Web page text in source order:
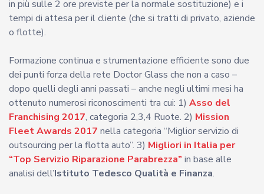
in più sulle 2 ore previste per la normale sostituzione) e i
tempi di attesa per il cliente (che si tratti di privato, aziende
o flotte).
Formazione continua e strumentazione efficiente sono due
dei punti forza della rete Doctor Glass che non a caso –
dopo quelli degli anni passati – anche negli ultimi mesi ha
ottenuto numerosi riconoscimenti tra cui: 1) Asso del
Franchising 2017, categoria 2,3,4 Ruote. 2) Mission
Fleet Awards 2017 nella categoria “Miglior servizio di
outsourcing per la flotta auto”. 3) Migliori in Italia per
“Top Servizio Riparazione Parabrezza” in base alle
analisi dell’Istituto Tedesco Qualità e Finanza.